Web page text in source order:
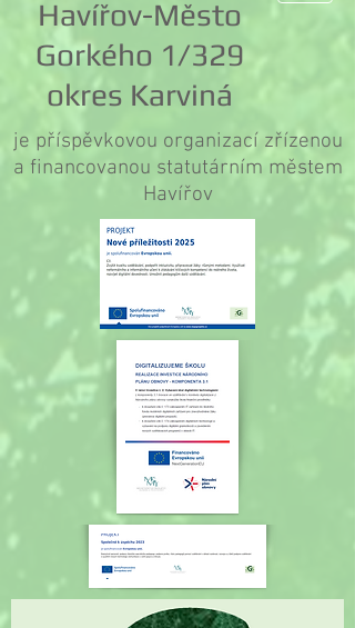
Havířov-Město
Gorkého 1/329
okres Karviná
je příspěvkovou organizací zřízenou
a financovanou statutárním městem
Havířov